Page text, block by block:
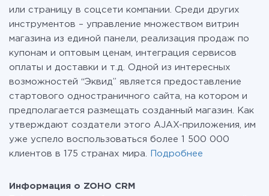
или страницу в соцсети компании. Среди других
инструментов – управление множеством витрин
магазина из единой панели, реализация продаж по
купонам и оптовым ценам, интеграция сервисов
оплаты и доставки и т.д. Одной из интересных
возможностей “Эквид” является предоставление
стартового одностраничного сайта, на котором и
предполагается размещать созданный магазин. Как
утверждают создатели этого AJAX-приложения, им
уже успело воспользоваться более 1 500 000
клиентов в 175 странах мира.
Подробнее
Информация о ZOHO CRM